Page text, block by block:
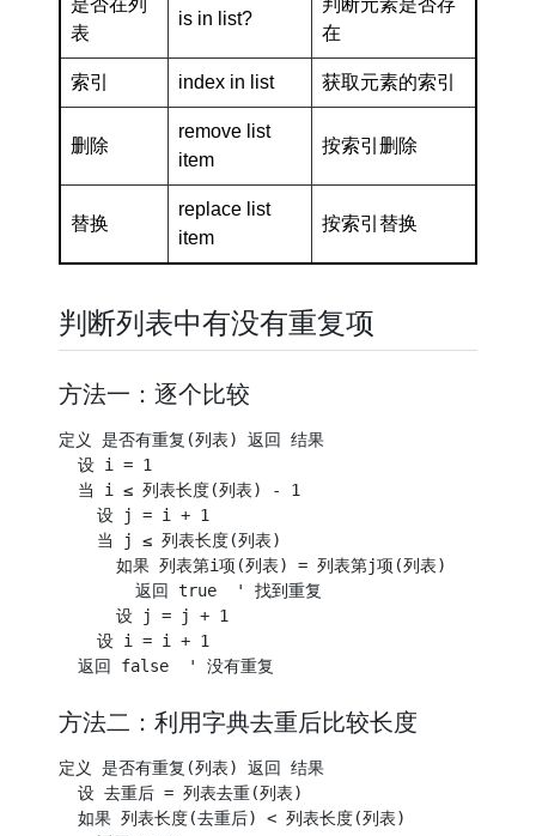
是否在列
表
is in list?
判断元素是否存
在
索引 index in list 获取元素的索引
删除
remove list
item
按索引删除
替换
replace list
item
按索引替换
判断列表中有没有重复项
方法一：逐个比较
定义 是否有重复(列表) 返回 结果
  设 i = 1
  当 i ≤ 列表长度(列表) - 1
    设 j = i + 1
    当 j ≤ 列表长度(列表)
      如果 列表第i项(列表) = 列表第j项(列表)
        返回 true  ' 找到重复
      设 j = j + 1
    设 i = i + 1
方法二：利用字典去重后比较长度
定义 是否有重复(列表) 返回 结果
  设 去重后 = 列表去重(列表)
  如果 列表长度(去重后) < 列表长度(列表)